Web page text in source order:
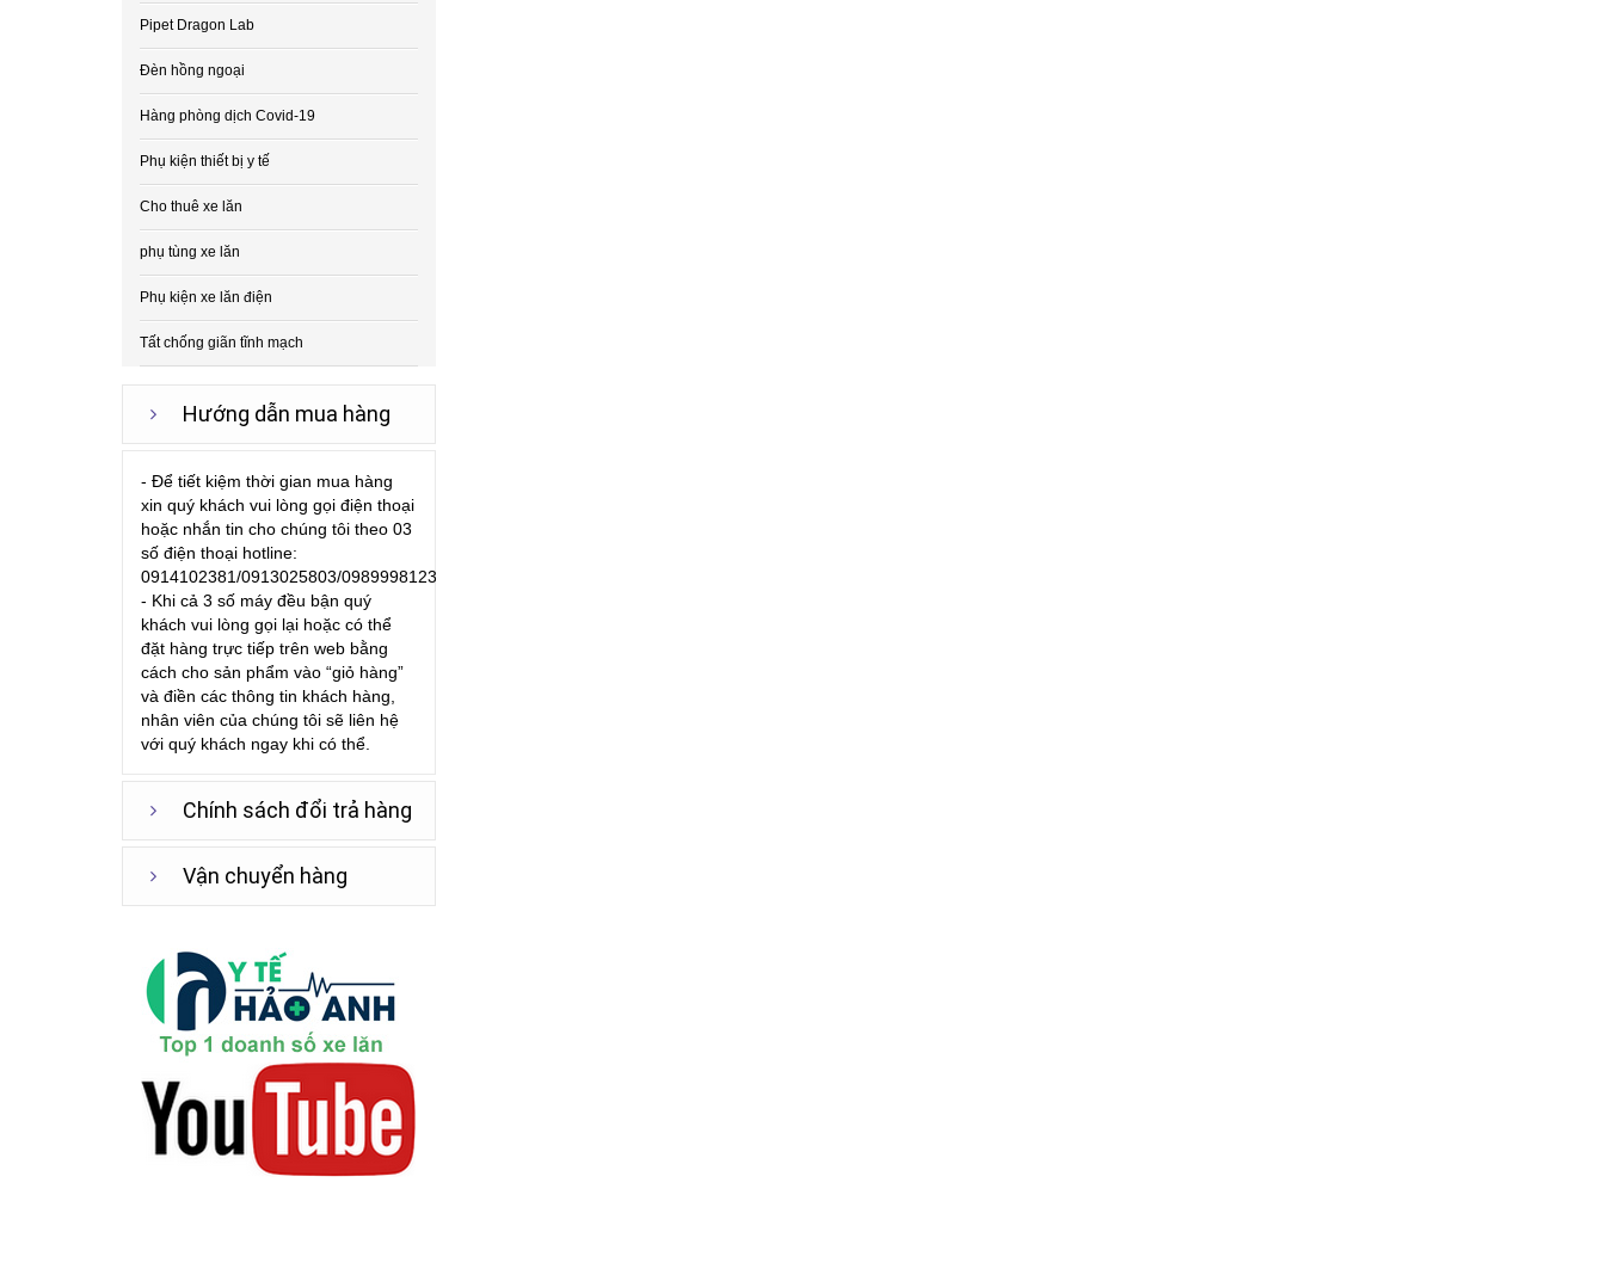
Pipet Dragon Lab
Đèn hồng ngoại
Hàng phòng dịch Covid-19
Phụ kiện thiết bị y tế
Cho thuê xe lăn
phụ tùng xe lăn
Phụ kiện xe lăn điện
Tất chống giãn tĩnh mạch
Hướng dẫn mua hàng
- Để tiết kiệm thời gian mua hàng
xin quý khách vui lòng gọi điện thoại
hoặc nhắn tin cho chúng tôi theo 03
số điện thoại hotline:
0914102381/0913025803/0989998123
- Khi cả 3 số máy đều bận quý
khách vui lòng gọi lại hoặc có thể
đặt hàng trực tiếp trên web bằng
cách cho sản phẩm vào “giỏ hàng”
và điền các thông tin khách hàng,
nhân viên của chúng tôi sẽ liên hệ
với quý khách ngay khi có thể.
Chính sách đổi trả hàng
Vận chuyển hàng